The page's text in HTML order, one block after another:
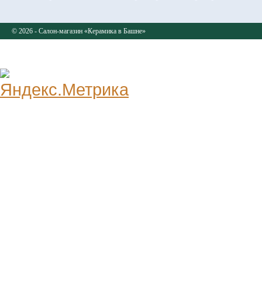
© 2026 - Салон-магазин «Керамика в Башне»